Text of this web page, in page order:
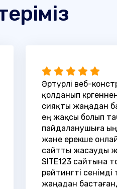
Әртүрлі веб-
қолданып
сияқты жаңадан
ең жақсы болып
пайдаланушыға
және ерекше
сайтты жасауды
SITE123 сайтына
рейтингті
жаңадан